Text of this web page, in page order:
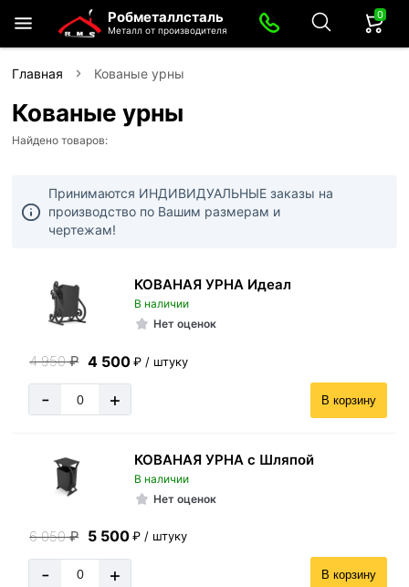
Робметаллсталь
Металл от производителя
0
Главная Кованые урны
Кованые урны
Найдено товаров:
Принимаются ИНДИВИДУАЛЬНЫЕ заказы на
производство по Вашим размерам и
чертежам!
КОВАНАЯ УРНА Идеал
В наличии
Нет оценок
4 950₽ 4 500 ₽ / штуку
- + В корзину
КОВАНАЯ УРНА с Шляпой
В наличии
Нет оценок
6 050₽ 5 500 ₽ / штуку
- + В корзину